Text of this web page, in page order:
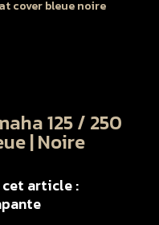
125 / 250
| Noire
cet article :